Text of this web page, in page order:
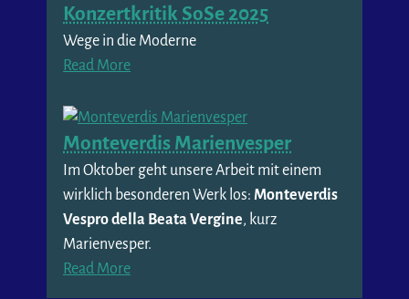
Konzertkritik SoSe 2025
Wege in die Moderne
Read More
Monteverdis Marienvesper
Im Oktober geht unsere Arbeit mit einem
wirklich besonderen Werk los: Monteverdis
Vespro della Beata Vergine, kurz
Marienvesper.
Read More